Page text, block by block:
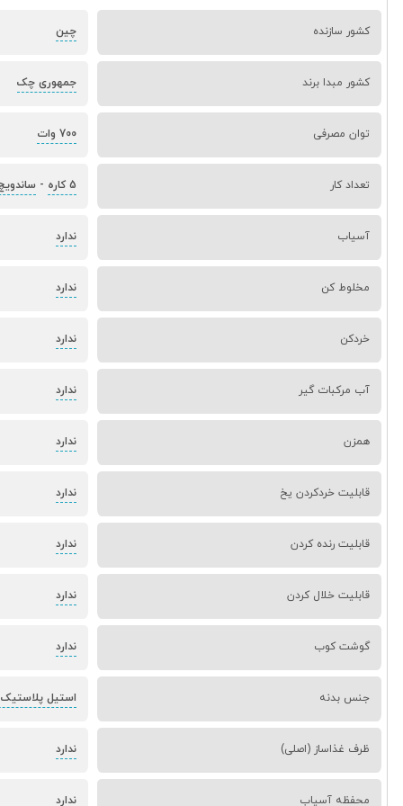
کشور سازنده چین
کشور مبدا برند جمهوری چک
توان مصرفی 700 وات
تعداد کار 5 کاره -
آسیاب ندارد
مخلوط کن ندارد
خردکن ندارد
آب مرکبات گیر ندارد
همزن ندارد
قابلیت خردکردن یخ ندارد
قابلیت رنده کردن ندارد
قابلیت خلال کردن ندارد
گوشت کوب ندارد
جنس بدنه استیل
ظرف غذاساز (اصلی) ندارد
محفظه آسیاب ندارد